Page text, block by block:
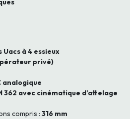
Uacs à 4 essieux
privé)
analogique
362 avec cinématique d’attelage
compris : 316 mm